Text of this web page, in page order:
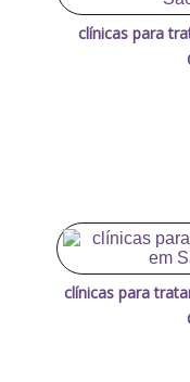
clínicas para
clínicas para